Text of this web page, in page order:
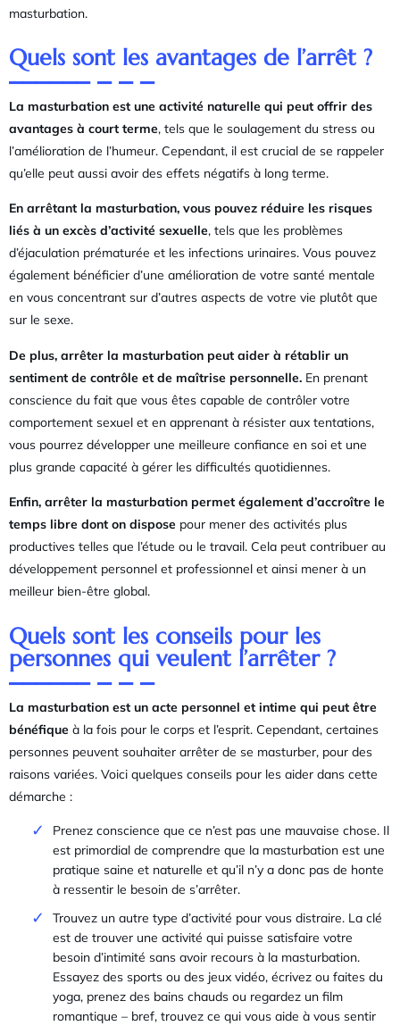
masturbation.
Quels sont les avantages de l’arrêt ?
La masturbation est une activité naturelle qui peut offrir des
avantages à court terme, tels que le soulagement du stress ou
l’amélioration de l’humeur. Cependant, il est crucial de se rappeler
qu’elle peut aussi avoir des effets négatifs à long terme.
En arrêtant la masturbation, vous pouvez réduire les risques
liés à un excès d’activité sexuelle, tels que les problèmes
d’éjaculation prématurée et les infections urinaires. Vous pouvez
également bénéficier d’une amélioration de votre santé mentale
en vous concentrant sur d’autres aspects de votre vie plutôt que
sur le sexe.
De plus, arrêter la masturbation peut aider à rétablir un
sentiment de contrôle et de maîtrise personnelle. En prenant
conscience du fait que vous êtes capable de contrôler votre
comportement sexuel et en apprenant à résister aux tentations,
vous pourrez développer une meilleure confiance en soi et une
plus grande capacité à gérer les difficultés quotidiennes.
Enfin, arrêter la masturbation permet également d’accroître le
temps libre dont on dispose pour mener des activités plus
productives telles que l’étude ou le travail. Cela peut contribuer au
développement personnel et professionnel et ainsi mener à un
meilleur bien-être global.
Quels sont les conseils pour les
personnes qui veulent l’arrêter ?
La masturbation est un acte personnel et intime qui peut être
bénéfique à la fois pour le corps et l’esprit. Cependant, certaines
personnes peuvent souhaiter arrêter de se masturber, pour des
raisons variées. Voici quelques conseils pour les aider dans cette
démarche :
Prenez conscience que ce n’est pas une mauvaise chose. Il
est primordial de comprendre que la masturbation est une
pratique saine et naturelle et qu’il n’y a donc pas de honte
à ressentir le besoin de s’arrêter.
Trouvez un autre type d’activité pour vous distraire. La clé
est de trouver une activité qui puisse satisfaire votre
besoin d’intimité sans avoir recours à la masturbation.
Essayez des sports ou des jeux vidéo, écrivez ou faites du
yoga, prenez des bains chauds ou regardez un film
romantique – bref, trouvez ce qui vous aide à vous sentir